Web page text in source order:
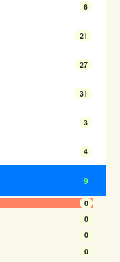
6
21
27
31
3
4
9
0
0
0
0